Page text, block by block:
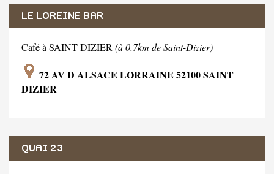
LE LOREINE BAR
Café à SAINT DIZIER (à 0.7km de Saint-Dizier)
72 AV D ALSACE LORRAINE 52100 SAINT
DIZIER
QUAI 23